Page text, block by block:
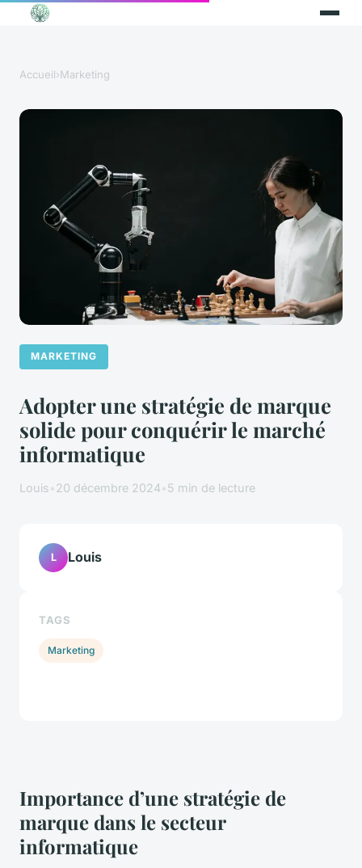
Accueil›Marketing
MARKETING
Adopter une stratégie de marque
solide pour conquérir le marché
informatique
Louis•20 décembre 2024•5 min de lecture
Importance d’une stratégie de
marque dans le secteur
informatique
L Louis
TAGS
Marketing